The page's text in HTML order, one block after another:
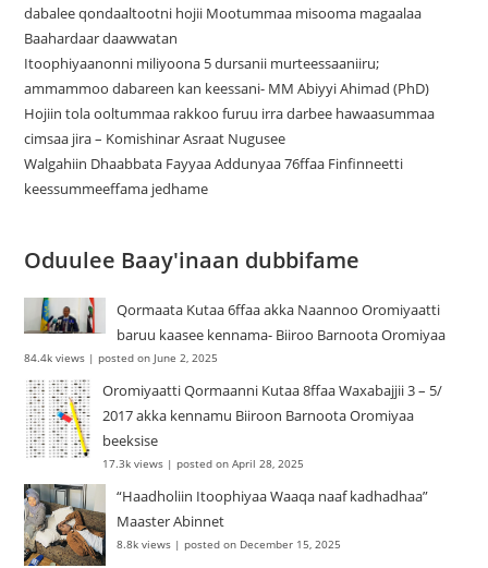
dabalee qondaaltootni hojii Mootummaa misooma magaalaa
Baahardaar daawwatan
Itoophiyaanonni miliyoona 5 dursanii murteessaaniiru;
ammammoo dabareen kan keessani- MM Abiyyi Ahimad (PhD)
Hojiin tola ooltummaa rakkoo furuu irra darbee hawaasummaa
cimsaa jira – Komishinar Asraat Nugusee
Walgahiin Dhaabbata Fayyaa Addunyaa 76ffaa Finfinneetti
keessummeeffama jedhame
Oduulee Baay'inaan dubbifame
Qormaata Kutaa 6ffaa akka Naannoo Oromiyaatti
baruu kaasee kennama- Biiroo Barnoota Oromiyaa
84.4k views |posted on June 2, 2025
Oromiyaatti Qormaanni Kutaa 8ffaa Waxabajjii 3 – 5/
2017 akka kennamu Biiroon Barnoota Oromiyaa
beeksise
17.3k views |posted on April 28, 2025
“Haadholiin Itoophiyaa Waaqa naaf kadhadhaa”
Maaster Abinnet
8.8k views |posted on December 15, 2025